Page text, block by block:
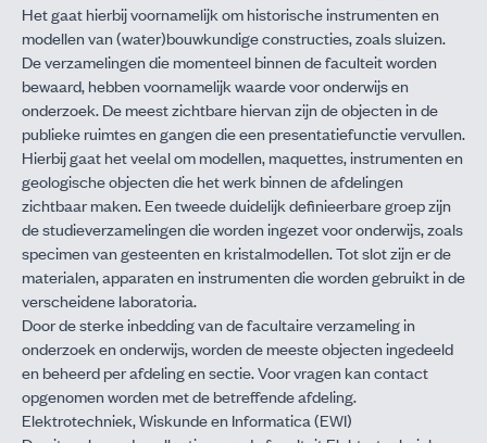
Het gaat hierbij voornamelijk om historische instrumenten en
modellen van (water)bouwkundige constructies, zoals sluizen.
De verzamelingen die momenteel binnen de faculteit worden
bewaard, hebben voornamelijk waarde voor onderwijs en
onderzoek. De meest zichtbare hiervan zijn de objecten in de
publieke ruimtes en gangen die een presentatiefunctie vervullen.
Hierbij gaat het veelal om modellen, maquettes, instrumenten en
geologische objecten die het werk binnen de afdelingen
zichtbaar maken. Een tweede duidelijk definieerbare groep zijn
de studieverzamelingen die worden ingezet voor onderwijs, zoals
specimen van gesteenten en kristalmodellen. Tot slot zijn er de
materialen, apparaten en instrumenten die worden gebruikt in de
verscheidene laboratoria.
Door de sterke inbedding van de facultaire verzameling in
onderzoek en onderwijs, worden de meeste objecten ingedeeld
en beheerd per afdeling en sectie. Voor vragen kan contact
opgenomen worden met debetreffende afdeling.
Elektrotechniek, Wiskunde en Informatica (EWI)